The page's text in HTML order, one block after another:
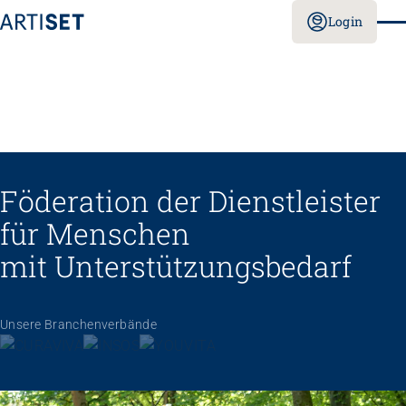
Login
Föderation der Dienstleister
für Menschen
mit Unterstützungs­bedarf
Unsere Branchenverbände